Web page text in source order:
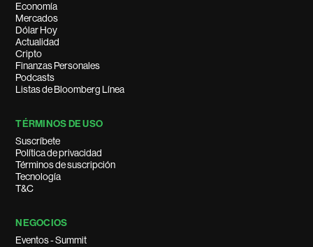
Economía
Mercados
Dólar Hoy
Actualidad
Cripto
Finanzas Personales
Podcasts
Listas de Bloomberg Línea
TÉRMINOS DE USO
Suscríbete
Política de privacidad
Términos de suscripción
Tecnología
T&C
NEGOCIOS
Eventos - Summit